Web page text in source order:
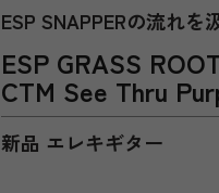
ESP SNAPPERの流れ
ESP GRASS
CTM See Thru
新品 エレキギター